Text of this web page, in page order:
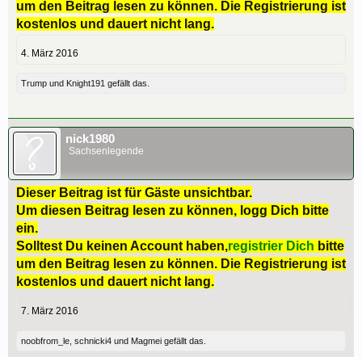
um den Beitrag lesen zu können. Die Registrierung ist
kostenlos und dauert nicht lang.
4. März 2016
Trump und Knight191 gefällt das.
nick1980
Sachsenlegende
Dieser Beitrag ist für Gäste unsichtbar.
Um diesen Beitrag lesen zu können, logg Dich bitte
ein.
Solltest Du keinen Account haben,registrier Dich bitte
um den Beitrag lesen zu können. Die Registrierung ist
kostenlos und dauert nicht lang.
7. März 2016
noobfrom_le schnicki4 und Magmei gefällt das.